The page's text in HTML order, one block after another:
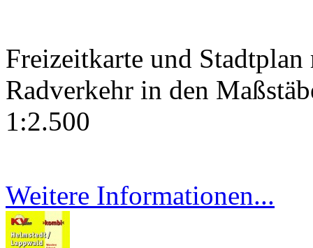
Freizeitkarte und
Radverkehr in den
1:2.500
Weitere Informationen...